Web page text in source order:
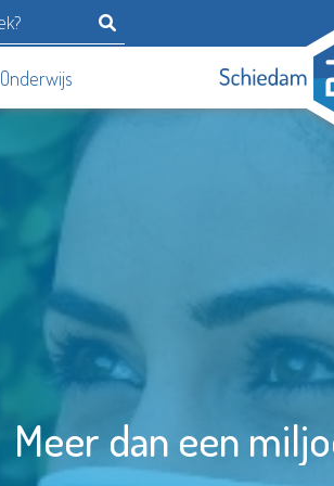
Onderwijs
Meer dan een